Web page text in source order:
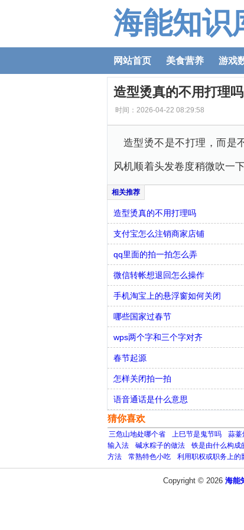
海能知识
网站首页 美食营养 游戏
造型烫真的不用打理吗
时间：2026-04-22 08:29:58
造型烫不是不打理，而是
风机顺着头发卷度稍微吹一
造型烫真的不用打理吗
支付宝怎么注销商家店铺
qq里面的拍一拍怎么弄
微信转帐想退回怎么操作
手机淘宝上的悬浮窗如何关闭
哪些国家过春节
wps两个字和三个字对齐
春节起源
怎样关闭拍一拍
语音通话是什么意思
猜你喜欢
三危山地处哪个省 上巳节是鬼节吗 蒜薹
输入法
碱水粽子的做法 铁是由什么构成
方法
常熟特色小吃 利用职权或职务上的
Copyright © 2026 海能